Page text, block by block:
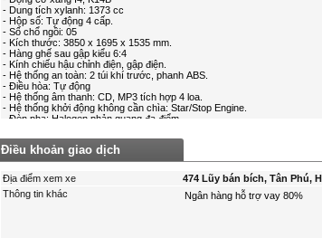
Điều khoản giao dịch
Địa điểm xem xe
474 Lũy bán bích, Tân Phú,
Thông tin khác